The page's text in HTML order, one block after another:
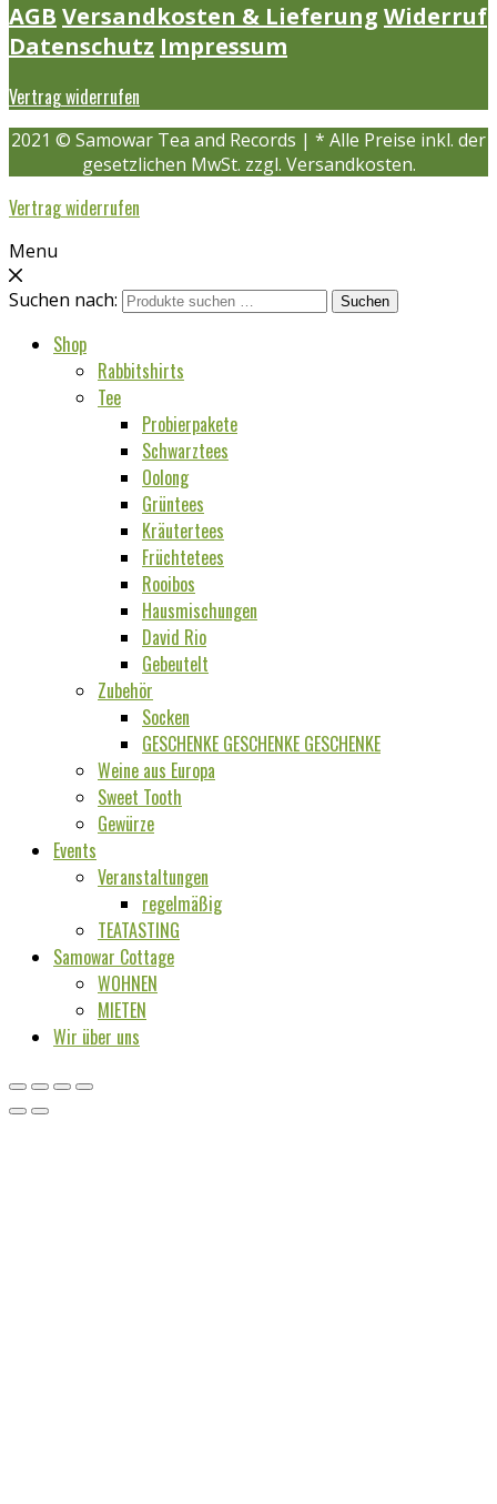
AGB Versandkosten & Lieferung Widerruf
Datenschutz Impressum
Vertrag widerrufen
2021 © Samowar Tea and Records | * Alle Preise inkl. der
gesetzlichen MwSt. zzgl. Versandkosten.
Vertrag widerrufen
Menu
Suchen nach:
Suchen
Shop
Rabbitshirts
Tee
Probierpakete
Schwarztees
Oolong
Grüntees
Kräutertees
Früchtetees
Rooibos
Hausmischungen
David Rio
Gebeutelt
Zubehör
Socken
GESCHENKE GESCHENKE GESCHENKE
Weine aus Europa
Sweet Tooth
Gewürze
Events
Veranstaltungen
regelmäßig
TEATASTING
Samowar Cottage
WOHNEN
MIETEN
Wir über uns